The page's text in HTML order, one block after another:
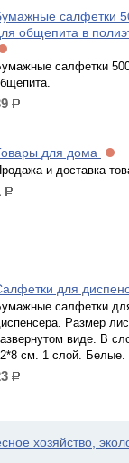
салфетки
общепита в
салфетки
р.
для дома
и доставка
р.
для
салфетки
Размер
виде. В
см. 1 слой. Белые.
р.
хозяйство,